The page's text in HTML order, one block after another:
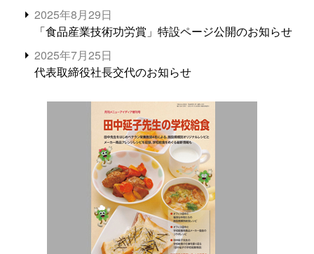
2025年8月29日
「食品産業技術功労賞」特設ページ公開のお知らせ
2025年7月25日
代表取締役社長交代のお知らせ